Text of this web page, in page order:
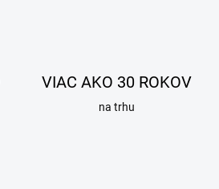
VIAC AKO 30 ROKOV
na trhu